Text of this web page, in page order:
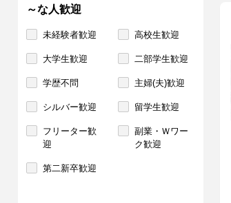
～な人歓迎
未経験者歓迎 高校生歓迎
大学生歓迎 二部学生歓迎
学歴不問 主婦(夫)歓迎
シルバー歓迎 留学生歓迎
フリーター歓
迎
副業・Ｗワー
ク歓迎
第二新卒歓迎